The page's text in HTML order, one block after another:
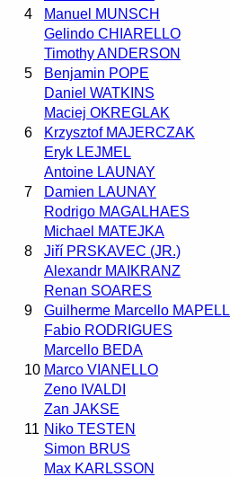
4
Manuel MUNSCH
Gelindo CHIARELLO
5
Timothy ANDERSON
Benjamin POPE
Daniel WATKINS
6
Maciej OKREGLAK
Krzysztof MAJERCZAK
Eryk LEJMEL
7
Antoine LAUNAY
Damien LAUNAY
Rodrigo MAGALHAES
8
Michael MATEJKA
Jiří PRSKAVEC (JR.)
Alexandr MAIKRANZ
9
Renan SOARES
Guilherme Marcello MAPELLI
Fabio RODRIGUES
10
Marcello BEDA
Marco VIANELLO
Zeno IVALDI
11
Zan JAKSE
Niko TESTEN
Simon BRUS
Max KARLSSON